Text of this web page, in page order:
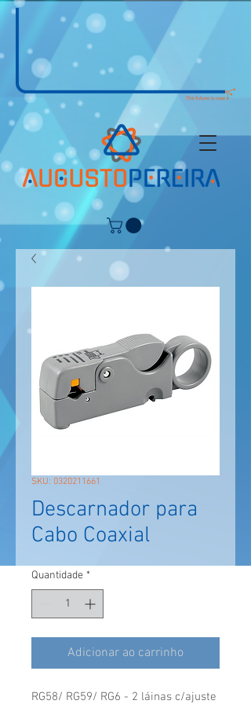
SKU: 0320211661
Descarnador para
Cabo Coaxial
Quantidade *
Adicionar ao carrinho
RG58/ RG59/ RG6 - 2 láinas c/ajuste